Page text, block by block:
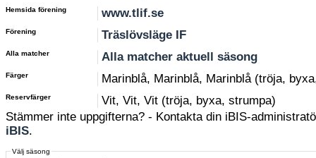
Hemsida förening www.tlif.se
Förening Träslövsläge IF
Alla matcher Alla matcher aktuell säsong
Färger Marinblå, Marinblå, Marinblå (tröja,
Reservfärger
Vit, Vit, Vit (tröja, byxa, strumpa)
Stämmer inte uppgifterna? - Kontakta din iBIS-
iBIS.
Välj säsong